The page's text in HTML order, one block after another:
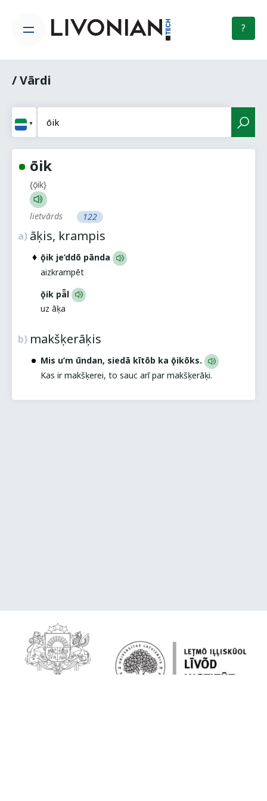
?
/ Vārdi
ōik
{ǭik}
lietvārds 122
a) āķis, krampis
ǭik je’ddõ pānda
aizkrampēt
ǭik pǟl
uz āķa
b) makšķerāķis
Mis u’m ūndan, siedā kītõb ka ǭikõks.
Kas ir makšķerei, to sauc arī par makšķerāķi.